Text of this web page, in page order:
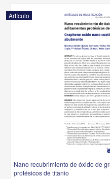
Artículo
Nano recubrimiento de óxido de
protésicos de titanio